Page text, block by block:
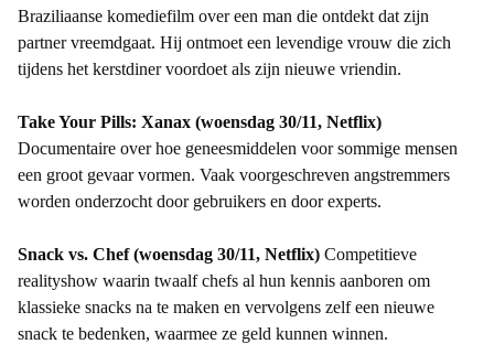
Braziliaanse komediefilm over een man die ontdekt dat zijn
partner vreemdgaat. Hij ontmoet een levendige vrouw die zich
tijdens het kerstdiner voordoet als zijn nieuwe vriendin.
Take Your Pills: Xanax (woensdag 30/11, Netflix)
Documentaire over hoe geneesmiddelen voor sommige mensen
een groot gevaar vormen. Vaak voorgeschreven angstremmers
worden onderzocht door gebruikers en door experts.
Snack vs. Chef (woensdag 30/11, Netflix)Competitieve
realityshow waarin twaalf chefs al hun kennis aanboren om
klassieke snacks na te maken en vervolgens zelf een nieuwe
snack te bedenken, waarmee ze geld kunnen winnen.